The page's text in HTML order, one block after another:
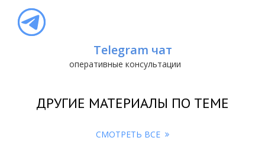
ДРУГИЕ МАТЕРИАЛЫ ПО ТЕМЕ
СМОТРЕТЬ ВСЕ
Telegram чат
оперативные консультации